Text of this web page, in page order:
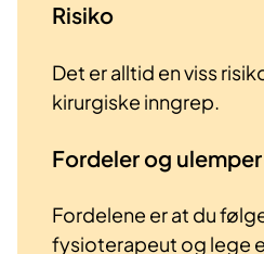
Risiko
Det er alltid en viss
kirurgiske inngrep.
Fordeler og ulemper
Fordelene er at du
fysioterapeut og lege